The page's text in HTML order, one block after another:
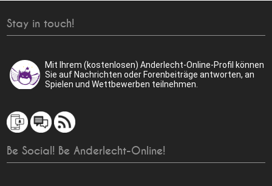
Stay in touch!
Mit Ihrem (kostenlosen) Anderlecht-Online-Profil können
Sie auf Nachrichten oder Forenbeiträge antworten, an
Spielen und Wettbewerben teilnehmen.
Be Social! Be Anderlecht-Online!